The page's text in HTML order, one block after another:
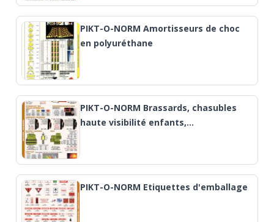
PIKT-O-NORM Amortisseurs de choc
en polyuréthane
PIKT-O-NORM Brassards, chasubles
haute visibilité enfants,…
PIKT-O-NORM Etiquettes d'emballage